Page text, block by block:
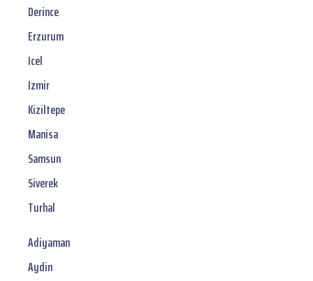
Derince
Erzurum
Icel
Izmir
Kiziltepe
Manisa
Samsun
Siverek
Turhal
Adiyaman
Aydin